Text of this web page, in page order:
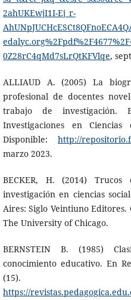
2ahUKEwjI1I-Ej_r-
0Z28rC4qMd7sLrQtKFVlqe,
ALLIAUD A. (2005) La
profesional de docentes
trabajo de
Investigaciones en
Disponible:http://
marzo 2023.
BECKER, H. (2014)
investigación en ciencias
Aires: Siglo Veintiuno
The University of Chicago.
BERNSTEIN B. (1985)
conocimiento educativo. En
(15).
https://